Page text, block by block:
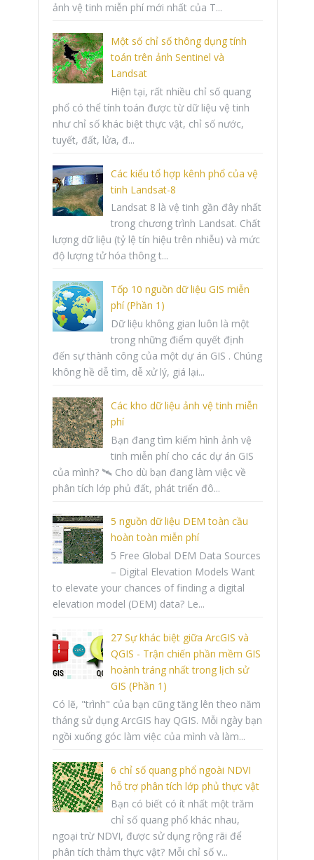
ảnh vệ tinh miễn phí mới nhất của T...
Một số chỉ số thông dụng tính
toán trên ảnh Sentinel và
Landsat
Hiện tại, rất nhiều chỉ số quang
phổ có thể tính toán được từ dữ liệu vệ tinh
như chỉ số khác biệt thực vật, chỉ số nước,
tuyết, đất, lửa, đ...
Các kiểu tổ hợp kênh phổ của vệ
tinh Landsat-8
Landsat 8 là vệ tinh gần đây nhất
trong chương trình Landsat. Chất
lượng dữ liệu (tỷ lệ tín hiệu trên nhiễu) và mức
độ lượng tử hóa thông t...
Tốp 10 nguồn dữ liệu GIS miễn
phí (Phần 1)
Dữ liệu không gian luôn là một
trong những điểm quyết định
đến sự thành công của một dự án GIS . Chúng
không hề dễ tìm, dễ xử lý, giá lại...
Các kho dữ liệu ảnh vệ tinh miễn
phí
Bạn đang tìm kiếm hình ảnh vệ
tinh miễn phí cho các dự án GIS
của mình? 🛰️ Cho dù bạn đang làm việc về
phân tích lớp phủ đất, phát triển đô...
5 nguồn dữ liệu DEM toàn cầu
hoàn toàn miễn phí
5 Free Global DEM Data Sources
– Digital Elevation Models Want
to elevate your chances of finding a digital
elevation model (DEM) data? Le...
27 Sự khác biệt giữa ArcGIS và
QGIS - Trận chiến phần mềm GIS
hoành tráng nhất trong lịch sử
GIS (Phần 1)
Có lẽ, "trình" của bạn cũng tăng lên theo năm
tháng sử dụng ArcGIS hay QGIS. Mỗi ngày bạn
ngồi xuống góc làm việc của mình và làm...
6 chỉ số quang phổ ngoài NDVI
hỗ trợ phân tích lớp phủ thực vật
Bạn có biết có ít nhất một trăm
chỉ số quang phổ khác nhau,
ngoại trừ NDVI, được sử dụng rộng rãi để
phân tích thảm thực vật? Mỗi chỉ số v...